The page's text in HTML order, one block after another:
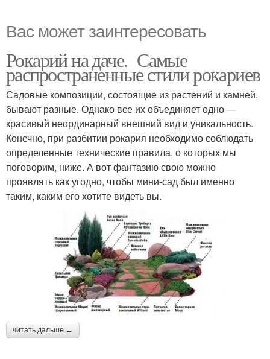
Вас может заинтересовать
Рокарий на даче. Самые
распространенные стили рокариев
Садовые композиции, состоящие из растений и камней,
бывают разные. Однако все их объединяет одно —
красивый неординарный внешний вид и уникальность.
Конечно, при разбитии рокария необходимо соблюдать
определенные технические правила, о которых мы
поговорим, ниже. А вот фантазию свою можно
проявлять как угодно, чтобы мини-сад был именно
таким, каким его хотите видеть вы.
читать дальше →